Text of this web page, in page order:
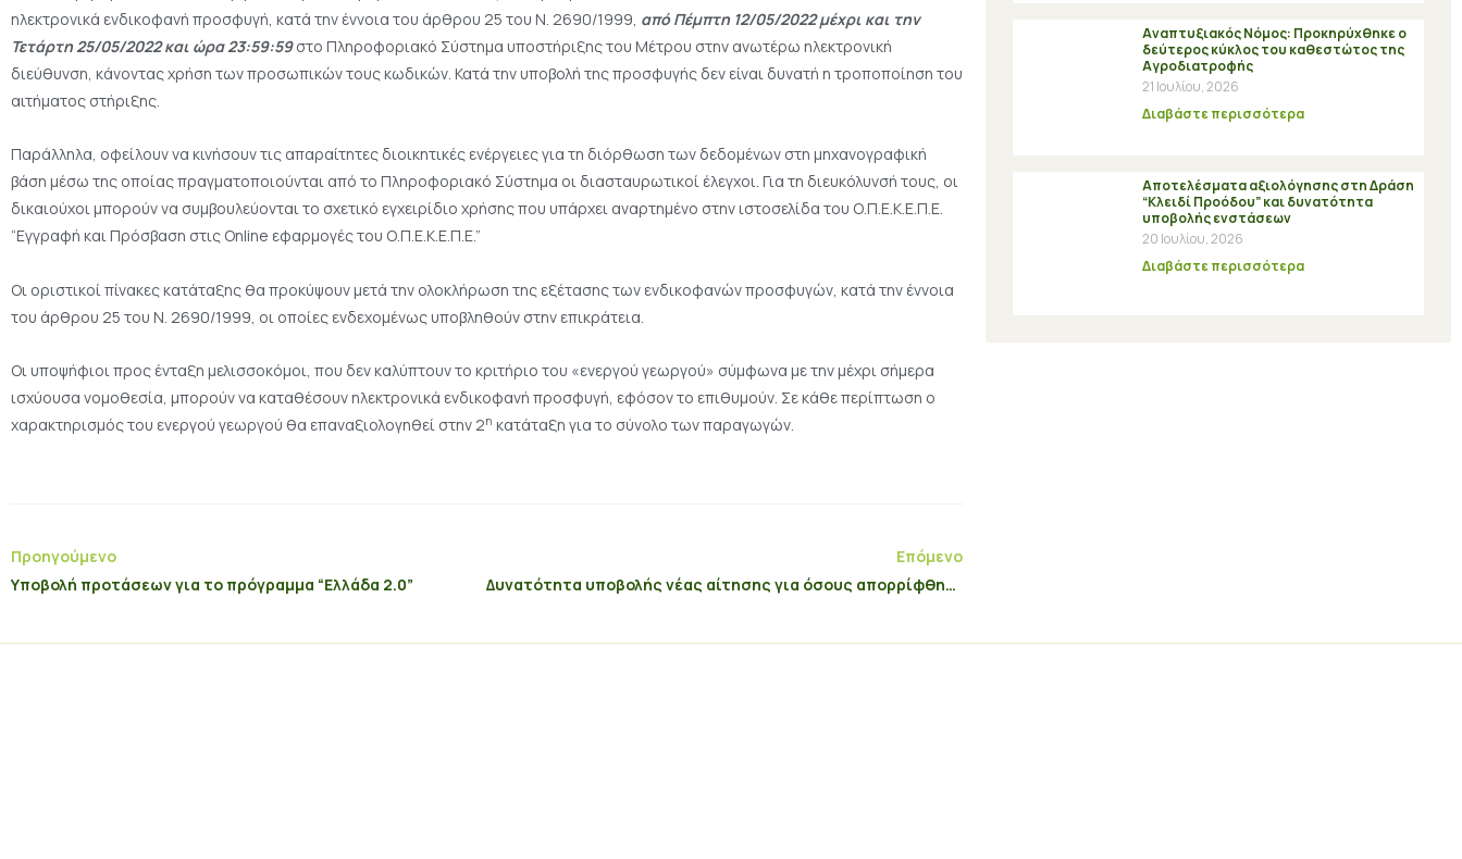
ηλεκτρονικά ενδικοφανή προσφυγή, κατά την έννοια του άρθρου 25 του Ν. 2690/1999, από Πέμπτη 12/05/2022 μέχρι και την
Τετάρτη 25/05/2022 και ώρα 23:59:59στο Πληροφοριακό Σύστημα υποστήριξης του Μέτρου στην ανωτέρω ηλεκτρονική
διεύθυνση, κάνοντας χρήση των προσωπικών τους κωδικών. Κατά την υποβολή της προσφυγής δεν είναι δυνατή η τροποποίηση του
αιτήματος στήριξης.
Παράλληλα, οφείλουν να κινήσουν τις απαραίτητες διοικητικές ενέργειες για τη διόρθωση των δεδομένων στη μηχανογραφική
βάση μέσω της οποίας πραγματοποιούνται από το Πληροφοριακό Σύστημα οι διασταυρωτικοί έλεγχοι. Για τη διευκόλυνσή τους, οι
δικαιούχοι μπορούν να συμβουλεύονται το σχετικό εγχειρίδιο χρήσης που υπάρχει αναρτημένο στην ιστοσελίδα του Ο.Π.Ε.Κ.Ε.Π.Ε.
“Εγγραφή και Πρόσβαση στις Online εφαρμογές του Ο.Π.Ε.Κ.Ε.Π.Ε.”
Οι οριστικοί πίνακες κατάταξης θα προκύψουν μετά την ολοκλήρωση της εξέτασης των ενδικοφανών προσφυγών, κατά την έννοια
του άρθρου 25 του Ν. 2690/1999, οι οποίες ενδεχομένως υποβληθούν στην επικράτεια.
Οι υποψήφιοι προς ένταξη μελισσοκόμοι, που δεν καλύπτουν το κριτήριο του «ενεργού γεωργού» σύμφωνα με την μέχρι σήμερα
ισχύουσα νομοθεσία, μπορούν να καταθέσουν ηλεκτρονικά ενδικοφανή προσφυγή, εφόσον το επιθυμούν. Σε κάθε περίπτωση ο
χαρακτηρισμός του ενεργού γεωργού θα επαναξιολογηθεί στην 2η κατάταξη για το σύνολο των παραγωγών.
Προηγούμενο
Υποβολή προτάσεων για το πρόγραμμα “Ελλάδα 2.0”
Επόμενο
Δυνατότητα υποβολής νέας αίτησης για όσους απορρίφθηκαν στην «Επιχορήγηση επιχειρήσεων παροχής λογιστικών και φοροτεχνικών υπηρεσιών»
Αναπτυξιακός Νόμος: Προκηρύχθηκε ο
δεύτερος κύκλος του καθεστώτος της
Αγροδιατροφής
21 Ιουλίου, 2026
Διαβάστε περισσότερα
Αποτελέσματα αξιολόγησης στη Δράση
“Κλειδί Προόδου” και δυνατότητα
υποβολής ενστάσεων
20 Ιουλίου, 2026
Διαβάστε περισσότερα